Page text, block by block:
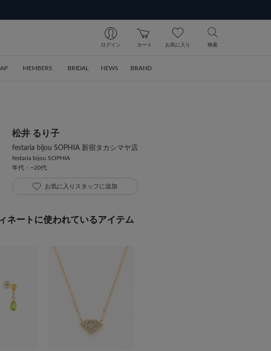
ログイン カート お気に入り 検索
MEMBERS BRIDAL NEWS BRAND
松井 るり子
festaria bijou SOPHIA 新宿タカシマヤ店
festaria bijou SOPHIA
年代：~20代
お気に入りスタッフに追加
ネートに使われているアイテム